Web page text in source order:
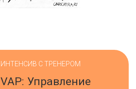
ИНТЕНСИВ С ТРЕНЕРОМ
VAP: Управление